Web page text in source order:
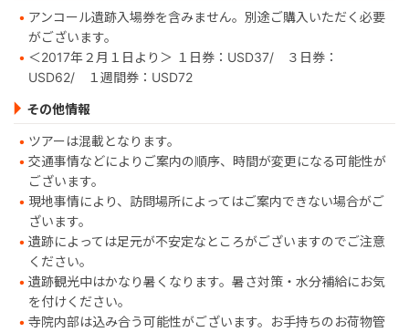
アンコール遺跡入場券を含みません。別途ご購入いただく必要
がございます。
＜2017年２月１日より＞ １日券：USD37/ ３日券：
USD62/ １週間券：USD72
その他情報
ツアーは混載となります。
交通事情などによりご案内の順序、時間が変更になる可能性が
ございます。
現地事情により、訪問場所によってはご案内できない場合がご
ざいます。
遺跡によっては足元が不安定なところがございますのでご注意
ください。
遺跡観光中はかなり暑くなります。暑さ対策・水分補給にお気
を付けください。
寺院内部は込み合う可能性がございます。お手持ちのお荷物管